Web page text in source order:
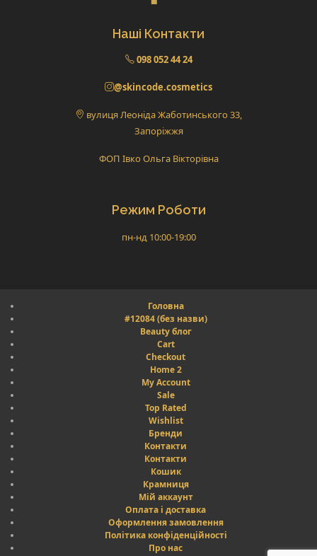
Наші Контакти
098 052 44 24
@skincode.cosmetics
вулиця Леоніда Жаботинського 33,
Запоріжжя
ФОП Івко Ольга Вікторівна
Режим Роботи
пн-нд 10:00-19:00
Головна
#12084 (без назви)
Beauty блог
Cart
Checkout
Home 2
My Account
Sale
Top Rated
Wishlist
Бренди
Контакти
Контакти
Кошик
Крамниця
Мій аккаунт
Оплата і доставка
Оформлення замовлення
Політика конфіденційності
Про нас